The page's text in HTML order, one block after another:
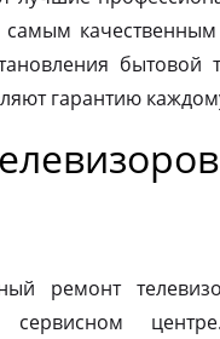
самым
бытовой
гарантию
ремонт
сервисном